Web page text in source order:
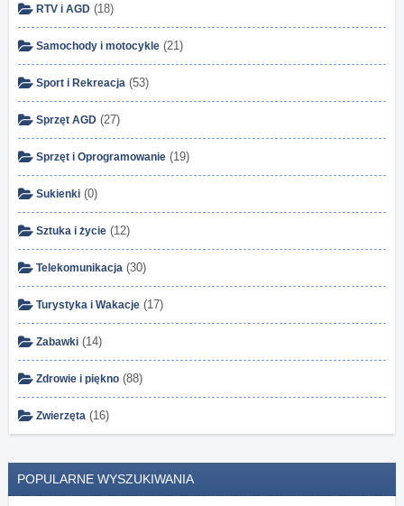
RTV i AGD (18)
Samochody i motocykle (21)
Sport i Rekreacja (53)
Sprzęt AGD (27)
Sprzęt i Oprogramowanie (19)
Sukienki (0)
Sztuka i życie (12)
Telekomunikacja (30)
Turystyka i Wakacje (17)
Zabawki (14)
Zdrowie i piękno (88)
Zwierzęta (16)
POPULARNE WYSZUKIWANIA